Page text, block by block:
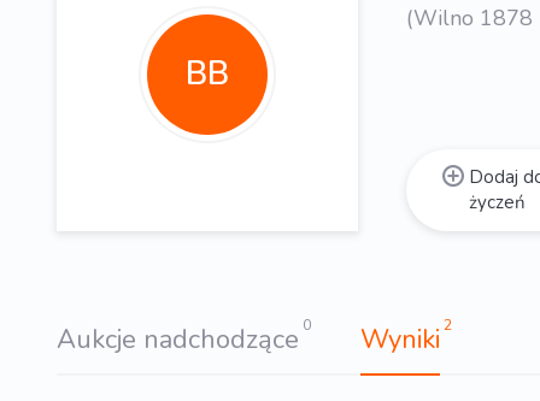
BB
(Wilno 1878
Dodaj
życzeń
Aukcje nadchodzące 0 Wyniki 2